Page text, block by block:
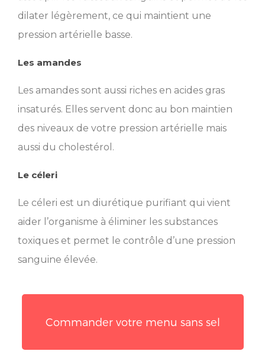
dilater légèrement, ce qui maintient une
pression artérielle basse.
Les amandes
Les amandes sont aussi riches en acides gras
insaturés. Elles servent donc au bon maintien
des niveaux de votre pression artérielle mais
aussi du cholestérol.
Le céleri
Le céleri est un diurétique purifiant qui vient
aider l’organisme à éliminer les substances
toxiques et permet le contrôle d’une pression
sanguine élevée.
Commander votre menu sans sel